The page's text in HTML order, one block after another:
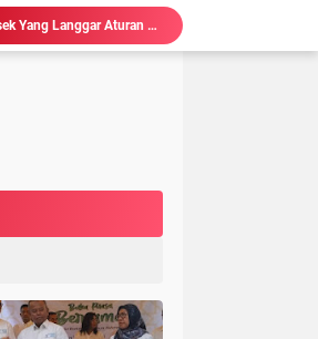
Ketum LSM Pucuk Bukit Nusantara Akan Laporkan Kepsek Yang Langgar Aturan Menteri ke APH , Terkait Dana Revitalisasi Sekolah